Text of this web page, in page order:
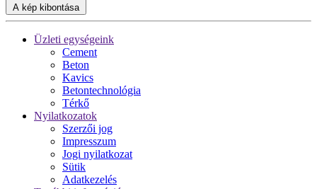
A kép kibontása
Üzleti egységeink
Cement
Beton
Kavics
Betontechnológia
Térkő
Nyilatkozatok
Szerzői jog
Impresszum
Jogi nyilatkozat
Sütik
Adatkezelés